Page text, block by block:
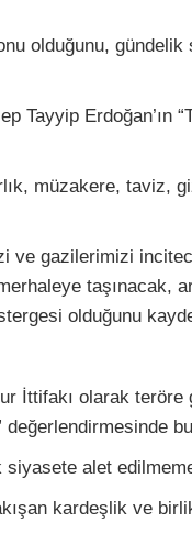
olduğunu,
Tayyip Erdoğan’ın
müzakere,
gazilerimizi
taşınacak,
olduğunu
İttifakı olarak
alet
kardeşlik ve